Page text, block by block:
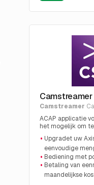
Camstreamer
ACAP applicatie
het mogelijk om
verschillende
Bediening met pc
Upgradet uw
eenvoudige
Bediening met
Betaling van
maandelijkse